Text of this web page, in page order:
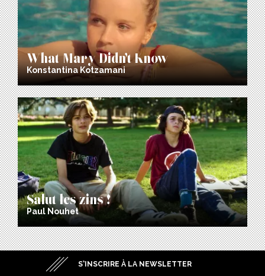
What Mary Didn’t Know
Konstantina Kotzamani
Salut les zins !
Paul Nouhet
S’INSCRIRE À LA NEWSLETTER